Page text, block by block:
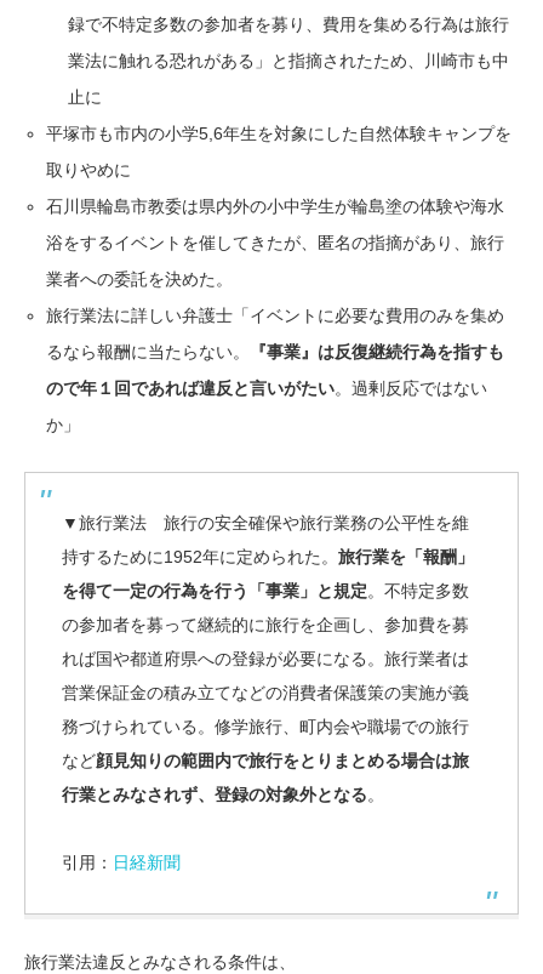
録で不特定多数の参加者を募り、費用を集める行為は旅行
業法に触れる恐れがある」と指摘されたため、川崎市も中
止に
平塚市も市内の小学5,6年生を対象にした自然体験キャンプを
取りやめに
石川県輪島市教委は県内外の小中学生が輪島塗の体験や海水
浴をするイベントを催してきたが、匿名の指摘があり、旅行
業者への委託を決めた。
旅行業法に詳しい弁護士「イベントに必要な費用のみを集め
るなら報酬に当たらない。
『事業』は反復継続行為を指すも
ので年１回であれば違反と言いがたい。過剰反応ではない
か」
▼旅行業法 旅行の安全確保や旅行業務の公平性を維
持するために1952年に定められた。 旅行業を「報酬」
を得て一定の行為を行う「事業」と規定。不特定多数
の参加者を募って継続的に旅行を企画し、参加費を募
れば国や都道府県への登録が必要になる。旅行業者は
営業保証金の積み立てなどの消費者保護策の実施が義
務づけられている。修学旅行、町内会や職場での旅行
など顔見知りの範囲内で旅行をとりまとめる場合は旅
行業とみなされず、登録の対象外となる。
引用： 日経新聞
旅行業法違反とみなされる条件は、